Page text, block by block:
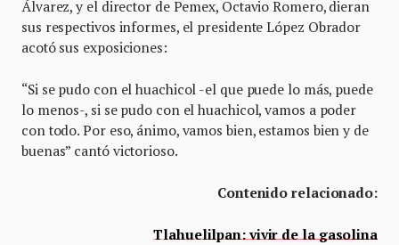
Álvarez, y el director de Pemex, Octavio Romero, dieran
sus respectivos informes, el presidente López Obrador
acotó sus exposiciones:
“Si se pudo con el huachicol -el que puede lo más, puede
lo menos-, si se pudo con el huachicol, vamos a poder
con todo. Por eso, ánimo, vamos bien, estamos bien y de
buenas” cantó victorioso.
Contenido relacionado:
Tlahuelilpan: vivir de la gasolina